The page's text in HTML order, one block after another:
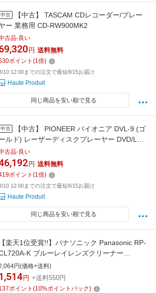
中古
【中古】 TASCAM CDレコーダー/プレー
ー 業務用 CD-RW900MK2
古品-良い
円 送料無料
ポイント (1倍)
10 12:00までの注文で最短8/15お届け
Haute Produit
同じ商品を安い順で見る
中古
【中古】 PIONEER パイオニア DVL-9 (ゴ
ルド) レーザーディスクプレーヤー DVD/LD
古品-良い
円 送料無料
ポイント (1倍)
10 12:00までの注文で最短8/15お届け
Haute Produit
同じ商品を安い順で見る
【楽天1位受賞!!】パナソニック Panasonic RP-
K ブルーレイレンズクリーナー
円(価格+送料)
円 +送料550円
ポイント (10%ポイントバック)